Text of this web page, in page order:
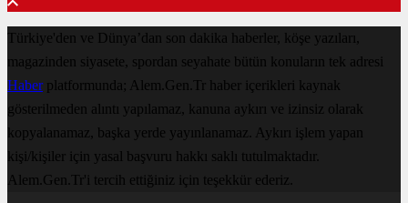
Türkiye'den ve Dünya’dan son dakika haberler, köşe yazıları,
magazinden siyasete, spordan seyahate bütün konuların tek adresi
Haberplatformunda; Alem.Gen.Tr haber içerikleri kaynak
gösterilmeden alıntı yapılamaz, kanuna aykırı ve izinsiz olarak
kopyalanamaz, başka yerde yayınlanamaz. Aykırı işlem yapan
kişi/kişiler için yasal başvuru hakkı saklı tutulmaktadır.
Alem.Gen.Tr'i tercih ettiğiniz için teşekkür ederiz.